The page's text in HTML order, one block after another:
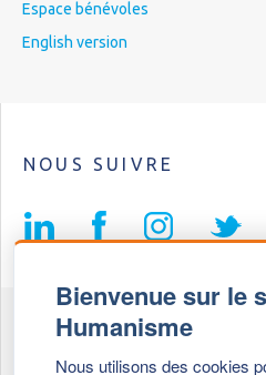
Bienvenue sur le
Humanisme
Nous utilisons des cookies
Espace bénévoles
English version
NOUS SUIVRE